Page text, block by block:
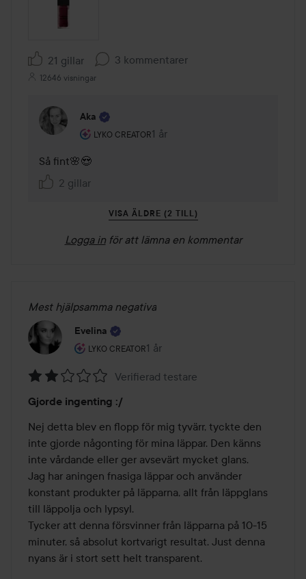
21 gillar 3 kommentarer
12646 visningar
Aka
LYKO CREATOR
Användarens roll: Lyko Creator.
1 år
Kommentaren lades 1 år
Så fint🌸😍
2 gillar
VISA ÄLDRE (2 TILL)
Logga in för att lämna en kommentar
Mest hjälpsamma negativa
Evelina
LYKO CREATOR
Användarens roll: Lyko Creator.
1 år
Inlägget skapades 1 år
2
av
5
Verifierad testare
Gjorde ingenting :/
Nej detta blev en flopp för mig tyvärr, tyckte den
inte gjorde någonting för mina läppar. Den känns
inte vårdande eller ger avsevärt mycket glans.
Jag har aningen fnasiga läppar och använder
konstant produkter på läpparna, allt från läppglans
till läppolja och lypsyl.
Tycker att denna försvinner från läpparna på 10-15
minuter, så absolut kortvarigt resultat. Just denna
nyans är i stort sett helt transparent.